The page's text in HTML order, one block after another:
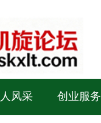
风采 创业服务